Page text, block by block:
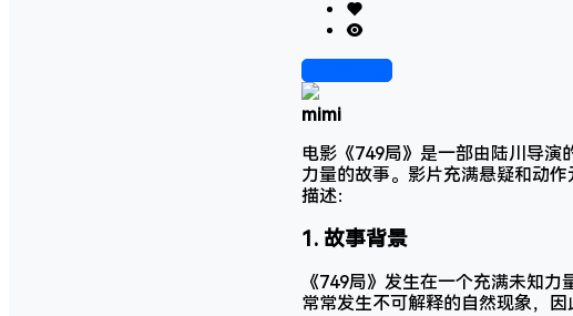
mimi
电影《749局》是一部由陆川导演
力量的故事。影片充满悬疑和动
描述：
1. 故事背景
《749局》发生在一个充满未知
常常发生不可解释的自然现象，因